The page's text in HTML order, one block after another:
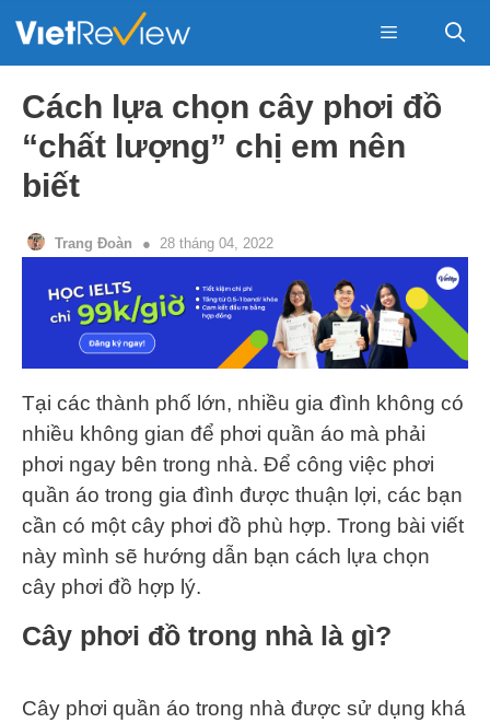
Menu
Cách lựa chọn cây phơi đồ
“chất lượng” chị em nên
biết
Trang Đoàn 28 tháng 04, 2022
Tại các thành phố lớn, nhiều gia đình không có
nhiều không gian để phơi quần áo mà phải
phơi ngay bên trong nhà. Để công việc phơi
quần áo trong gia đình được thuận lợi, các bạn
cần có một cây phơi đồ phù hợp. Trong bài viết
này mình sẽ hướng dẫn bạn cách lựa chọn
cây phơi đồ hợp lý.
Cây phơi đồ trong nhà là gì?
Cây phơi quần áo trong nhà được sử dụng khá